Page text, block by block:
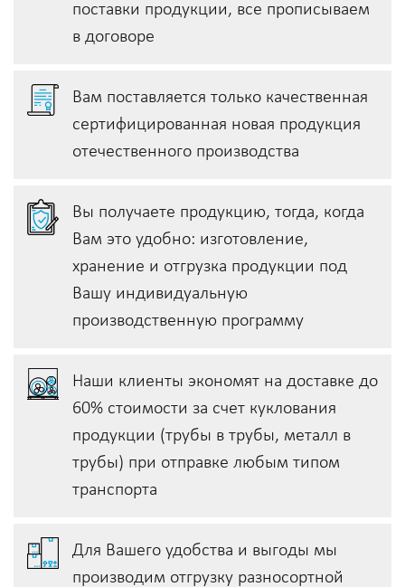
поставки продукции, всe прописываем
в договоре
Вам поставляется только качественная
сертифицированная новая продукция
отечественного производства
Вы получаете продукцию, тогда, когда
Вам это удобно: изготовление,
хранение и отгрузка продукции под
Вашу индивидуальную
производственную программу
Наши клиенты экономят на доставке до
60% стоимости за счет куклования
продукции (трубы в трубы, металл в
трубы) при отправке любым типом
транспорта
Для Вашего удобства и выгоды мы
производим отгрузку разносортной